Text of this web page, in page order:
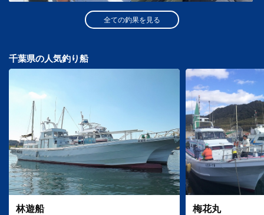
全ての釣果を見る
千葉県の人気釣り船
林遊船 梅花丸